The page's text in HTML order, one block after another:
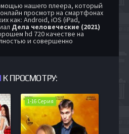
нашего плеера, который
просмотр на смартфонах
как: Android, iOS (iPad,
Дела человеческие (2021)
hd 720 качестве на
и совершенно
К ПРОСМОТРУ:
1-16 Серия